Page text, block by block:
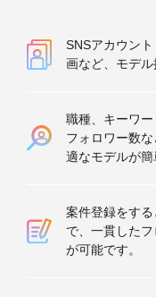
SNSアカウン
画など、モデル
職種、キーワ
フォロワー数
適なモデルが簡
案件登録をす
で、一貫した
が可能です。